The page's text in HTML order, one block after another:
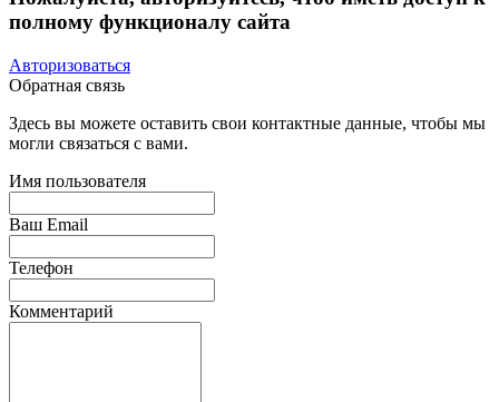
полному функционалу сайта
Авторизоваться
Обратная связь
Здесь вы можете оставить свои контактные данные, чтобы мы
могли связаться с вами.
Имя пользователя
Ваш Email
Телефон
Комментарий